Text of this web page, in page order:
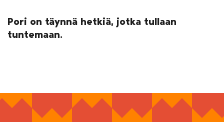
Pori on täynnä hetkiä, jotka tullaan
tuntemaan.